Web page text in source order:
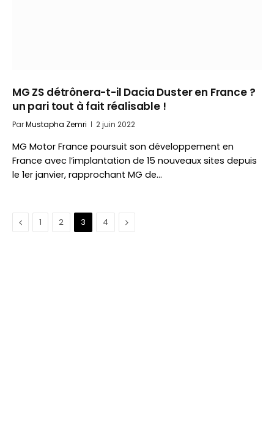
MG ZS détrônera-t-il Dacia Duster en France ?
un pari tout à fait réalisable !
ParMustapha Zemri 2 juin 2022
MG Motor France poursuit son développement en
France avec l’implantation de 15 nouveaux sites depuis
le 1er janvier, rapprochant MG de…
Précédent
1 2 3 4 Suivant